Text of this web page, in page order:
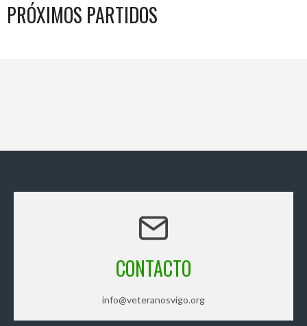
PRÓXIMOS PARTIDOS
CONTACTO
info@veteranosvigo.org